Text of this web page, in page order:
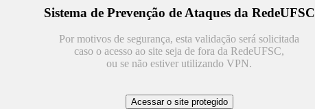
Sistema de Prevenção de Ataques da RedeUFSC
Por motivos de segurança, esta validação será solicitada
caso o acesso ao site seja de fora da RedeUFSC,
ou se não estiver utilizando VPN.